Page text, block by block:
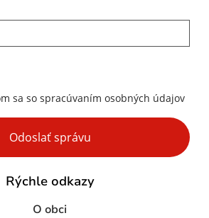
sa so spracúvaním osobných údajov
Response
Odoslať správu
Rýchle odkazy
O obci